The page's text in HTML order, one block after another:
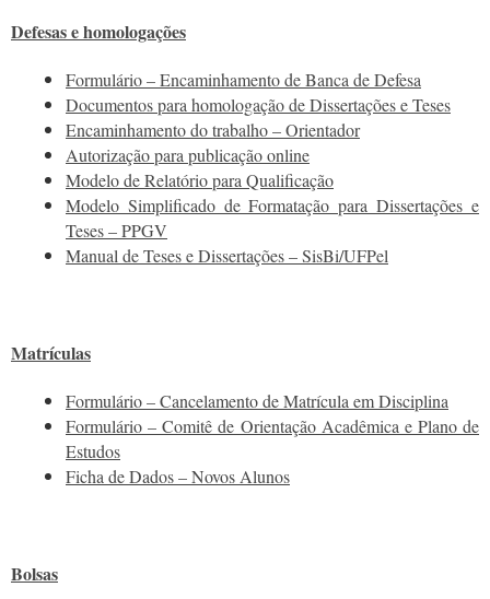
Defesas e homologações
Formulário – Encaminhamento de Banca de Defesa
Documentos para homologação de Dissertações e Teses
Encaminhamento do trabalho – Orientador
Autorização para publicação online
Modelo de Relatório para Qualificação
Modelo Simplificado de Formatação para Dissertações e
Teses – PPGV
Manual de Teses e Dissertações – SisBi/UFPel
Matrículas
Formulário – Cancelamento de Matrícula em Disciplina
Formulário – Comitê de Orientação Acadêmica e Plano de
Estudos
Ficha de Dados – Novos Alunos
Bolsas